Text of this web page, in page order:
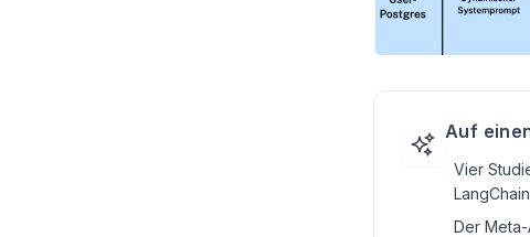
Auf
Vier
Der